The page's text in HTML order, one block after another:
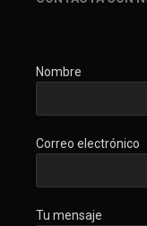
Nombre
Correo electrónico
Tu mensaje